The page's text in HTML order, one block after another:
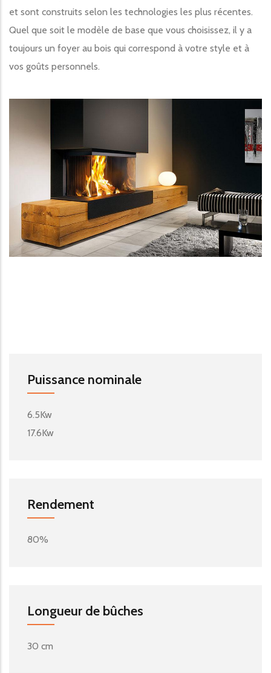
et sont construits selon les technologies les plus récentes.
Quel que soit le modèle de base que vous choisissez, il y a
toujours un foyer au bois qui correspond à votre style et à
vos goûts personnels.
Puissance nominale
6.5Kw
17.6Kw
Rendement
80%
Longueur de bûches
30 cm